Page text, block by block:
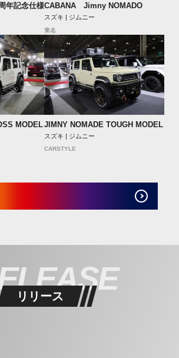
年記念仕様CABANA Jimny NOMADO
スズキ | ジムニー
東名
MODELJIMNY NOMADE TOUGH MODEL
スズキ | ジムニー
CARSTYLE
リリース